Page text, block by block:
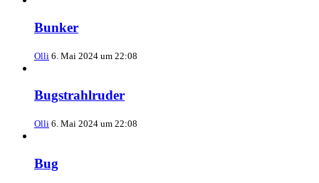
Bunker
Olli 6. Mai 2024 um 22:08
Bugstrahlruder
Olli 6. Mai 2024 um 22:08
Bug